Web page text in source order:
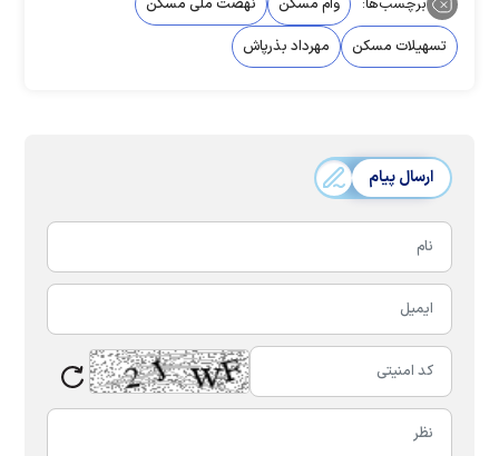
برچسب‌ها: وام مسکن
نهضت ملی مسکن
تسهیلات مسکن
مهرداد بذرپاش
ارسال پیام